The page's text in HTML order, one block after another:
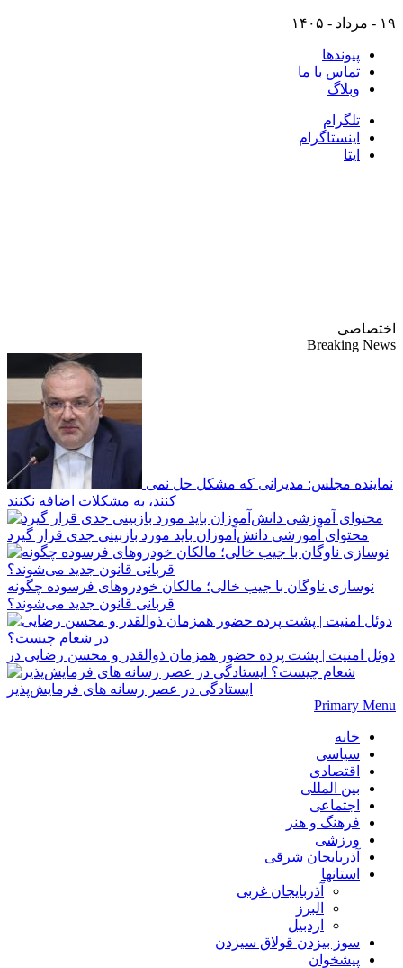
۱۹ - مرداد - ۱۴۰۵
پیوندها
تماس با ما
وبلاگ
تلگرام
اینستاگرام
ایتا
اختصاصی
Breaking News
نماینده مجلس: مدیرانی که مشکل حل نمی
کنند، به مشکلات اضافه نکنند
محتوای آموزشی دانش‌آموزان باید مورد بازبینی جدی قرار گیرد
نوسازی ناوگان با جیب خالی؛ مالکان خودرو‌های فرسوده چگونه
قربانی قانون جدید می‌شوند؟
دوئل امنیت | پشت پرده حضور همزمان ذوالقدر و محسن رضایی در
شعام چیست؟
ایستادگی در عصر رسانه های فرمایش‌پذیر
Primary Menu
خانه
سیاسی
اقتصادی
بین المللی
اجتماعی
فرهنگ و هنر
ورزشی
آذربایجان شرقی
استانها
آذربایجان غربی
البرز
اردبیل
سوز بیزدن قولاق سیزدن
پیشخوان